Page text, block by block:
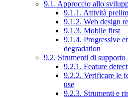
9.1. Approccio allo
9.1.1. Attività
9.1.2. Web design
9.1.3. Mobile first
9.1.4. Progressive
degradation
9.2. Strumenti di
9.2.1. Feature
9.2.2. Verificare le
use
9.2.3. Strumenti e